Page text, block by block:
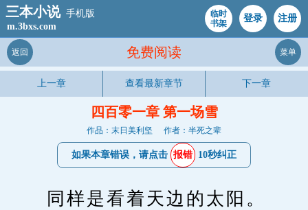
三本小说 手机版
m.3bxs.com
临时
书架
登录 注册
免费阅读
返回 菜单
上一章 查看最新章节 下一章
四百零一章 第一场雪
作品：末日美利坚 作者：半死之辈
如果本章错误，请点击 报错 10秒纠正
同样是看着天边的太阳。